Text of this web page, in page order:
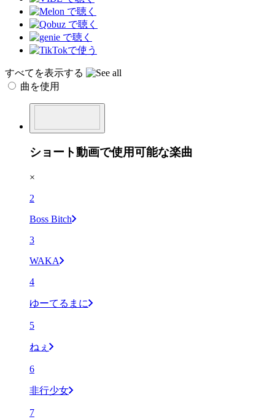
すべてを表示する
曲を使用
ショート動画で使用可能な楽曲
×
2
Boss Bitch
3
WAKA
4
ゆーてるまに
5
ねぇ
6
非行少女
7